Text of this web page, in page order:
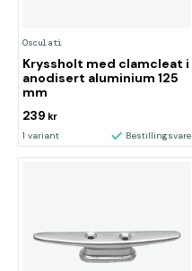
Osculati
Kryssholt med clamcleat i
anodisert aluminium 125
mm
239 kr
1 variant Bestillingsvare